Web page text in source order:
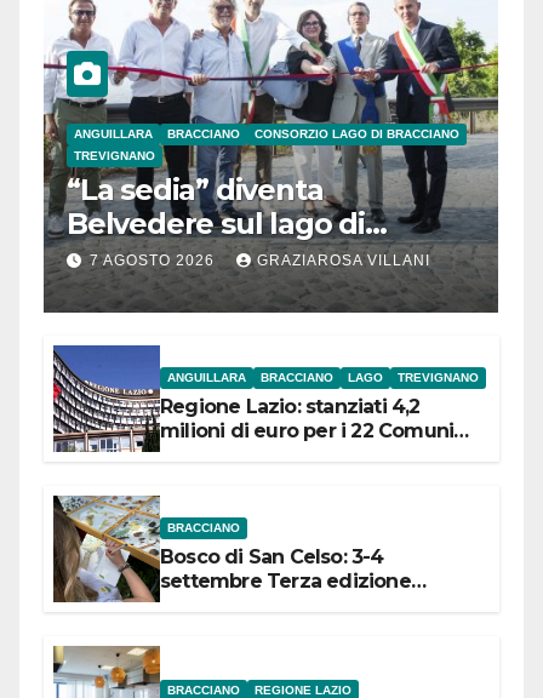
ANGUILLARA BRACCIANO
CONSORZIO LAGO DI BRACCIANO
TREVIGNANO
“La sedia” diventa
Belvedere sul lago di
Bracciano: ieri
l’inaugurazione
7 AGOSTO 2026 GRAZIAROSA VILLANI
ANGUILLARA BRACCIANO LAGO TREVIGNANO
Regione Lazio: stanziati 4,2
milioni di euro per i 22 Comuni
BRACCIANO
Bosco di San Celso: 3-4
settembre Terza edizione
BRACCIANO REGIONE LAZIO